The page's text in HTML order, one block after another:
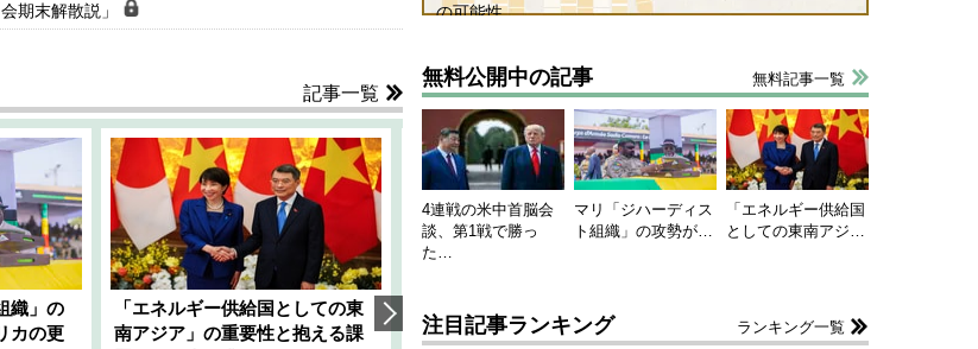
期末解散説」
記事一覧
織」の
カの更
「エネルギー供給国としての東
南アジア」の重要性と抱える課
1905年体制」における日米韓安
ネルギー転換が「中国依存」に
の可能性
無料公開中の記事 無料記事一覧
4連戦の米中首脳会
談、第1戦で勝っ
た…
マリ「ジハーディス
ト組織」の攻勢が…
「エネルギー供給国
としての東南アジ…
注目記事ランキング ランキング一覧